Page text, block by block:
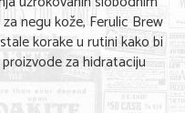
negu kože, Ferulic Brew
korake u rutini kako bi
za hidrataciju